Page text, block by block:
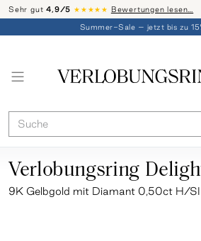
Sehr gut4,9/5 ★★★★★ Bewertungen lesen…
Summer-Sale – jetzt bis zu
Verlobungsring
9K Gelbgold mit Diamant 0,50ct H/SI